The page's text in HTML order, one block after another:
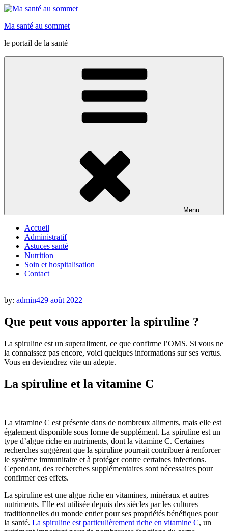
Skip
content
Ma santé au sommet
le portail de la santé
Menu
Accueil
Administratif
Astuces santé
Nutrition
Soin et hospitalisation
Contact
by: admin429 août 2022
Que peut vous apporter la spiruline ?
La spiruline est un superaliment, ce que confirme l’OMS. Si vous ne
la connaissez pas encore, voici quelques informations sur ses vertus.
Vous en deviendrez vite un adepte.
La spiruline et la vitamine C
La vitamine C est présente dans de nombreux aliments, mais elle est
également disponible sous forme de supplément. La spiruline est un
type d’algue riche en nutriments, dont la vitamine C. Certaines
recherches suggèrent que la spiruline pourrait contribuer à renforcer
le système immunitaire et à protéger contre certaines infections.
Cependant, des recherches supplémentaires sont nécessaires pour
confirmer ces effets.
La spiruline est une algue riche en vitamines, minéraux et autres
nutriments. Elle est utilisée depuis des siècles par les cultures
traditionnelles du monde entier pour ses propriétés bénéfiques pour
la santé. La spiruline est particulièrement riche en vitamine C, un